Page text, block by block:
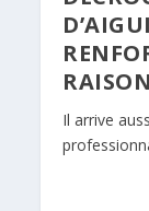
Il arrive